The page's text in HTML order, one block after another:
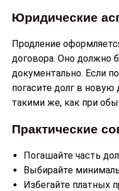
Юридические
Продление
договора. Оно должно
документально. Если
погасите долг в новую
такими же, как при
Практические
Погашайте часть
Выбирайте
Избегайте платных